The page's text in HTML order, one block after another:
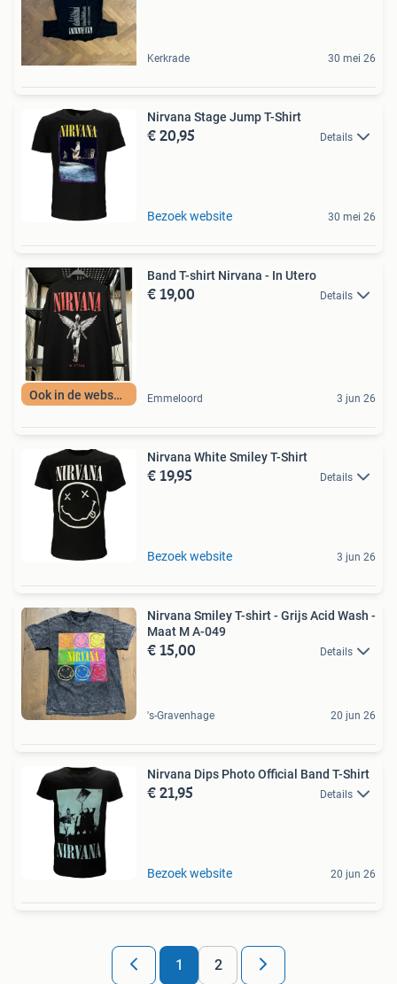
Kerkrade 30 mei 26
Nirvana Stage Jump T-Shirt
€ 20,95 Details
Bezoek website 30 mei 26
Ook in de webshop
Band T-shirt Nirvana - In Utero
€ 19,00 Details
Emmeloord 3 jun 26
Nirvana White Smiley T-Shirt
€ 19,95 Details
Bezoek website 3 jun 26
Nirvana Smiley T-shirt - Grijs Acid Wash -
Maat M A-049
€ 15,00 Details
's-Gravenhage 20 jun 26
Nirvana Dips Photo Official Band T-Shirt
€ 21,95 Details
Bezoek website 20 jun 26
1 2